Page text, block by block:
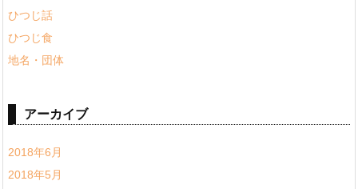
ひつじ話
ひつじ食
地名・団体
アーカイブ
2018年6月
2018年5月